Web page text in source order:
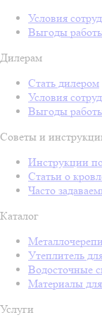
Условия
Выгоды
Дилерам
Стать дилером
Условия
Выгоды
Советы и
Инструкции
Статьи о
Часто
Каталог
Утеплитель
Водосточные
Материалы
Услуги